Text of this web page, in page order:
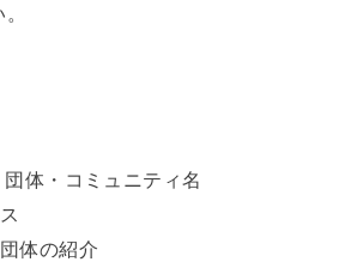
体・コミュニティ名
体の紹介